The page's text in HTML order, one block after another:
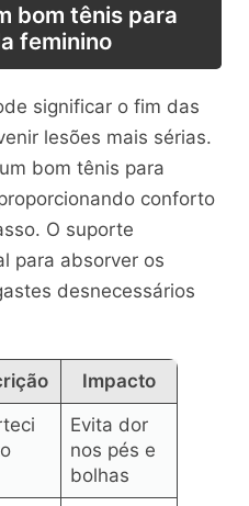
bom tênis para
feminino
significar o fim das
lesões mais sérias.
bom tênis para
conforto
O suporte
para absorver os
desnecessários
Impacto
Evita dor
nos pés e
bolhas